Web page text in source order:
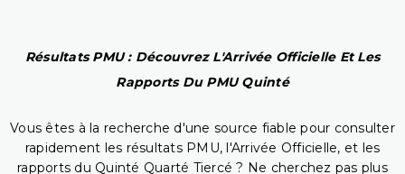
Résultats PMU : Découvrez L'Arrivée Officielle Et Les
Rapports Du PMU Quinté
Vous êtes à la recherche d'une source fiable pour consulter
rapidement les résultats PMU, l'Arrivée Officielle, et les
rapports du Quinté Quarté Tiercé ? Ne cherchez pas plus